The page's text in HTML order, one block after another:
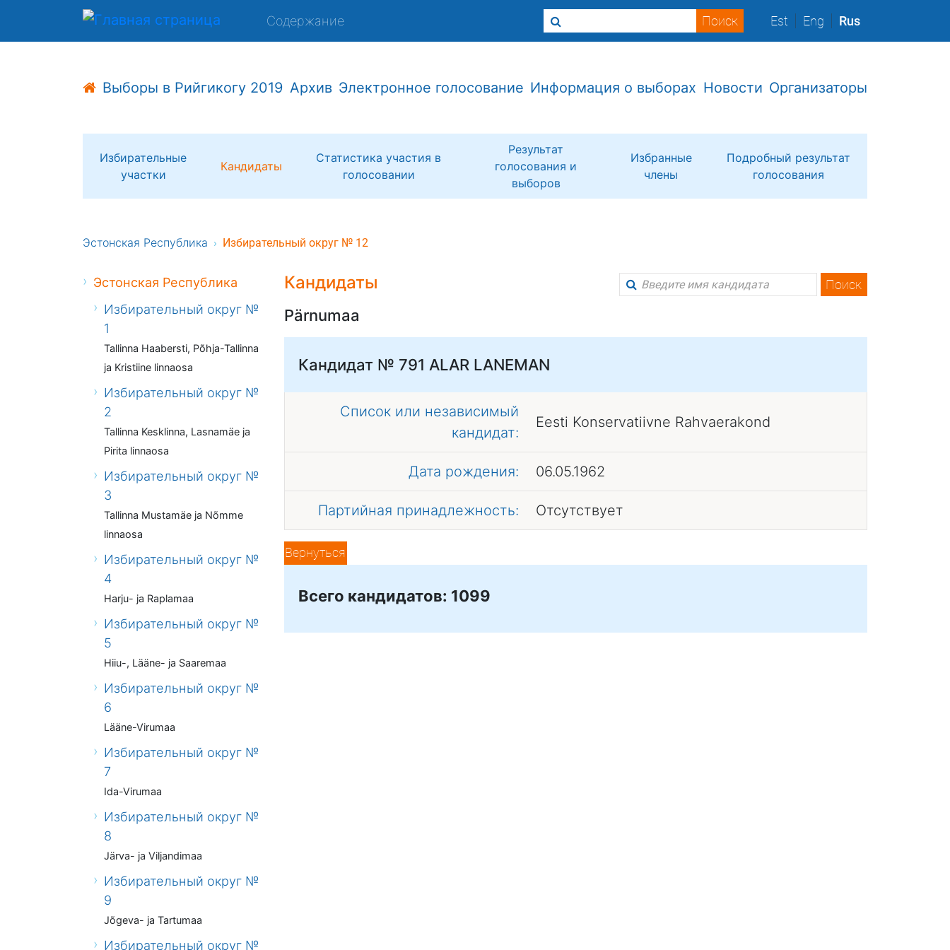
Содержание Est Eng Rus
Выборы в Рийгикогу 2019 Архив Электронное голосование Информация о выборах Новости Организаторы
Избирательные
участки
Кандидаты
Статистика участия в
голосовании
Результат
голосования и
выборов
Избранные
члены
Подробный результат
голосования
Эстонская Республика Избирательный округ № 12
Эстонская Республика
Избирательный округ №
1
Tallinna Haabersti, Põhja-Tallinna
ja Kristiine linnaosa
Избирательный округ №
2
Tallinna Kesklinna, Lasnamäe ja
Pirita linnaosa
Избирательный округ №
3
Tallinna Mustamäe ja Nõmme
linnaosa
Избирательный округ №
4
Harju- ja Raplamaa
Избирательный округ №
5
Hiiu-, Lääne- ja Saaremaa
Избирательный округ №
6
Lääne-Virumaa
Избирательный округ №
7
Ida-Virumaa
Избирательный округ №
8
Järva- ja Viljandimaa
Избирательный округ №
9
Jõgeva- ja Tartumaa
Избирательный округ №
Кандидаты Поиск
Pärnumaa
Кандидат № 791 ALAR LANEMAN
Список или независимый
кандидат:
Eesti Konservatiivne Rahvaerakond
Дата рождения: 06.05.1962
Партийная принадлежность: Отсутствует
Вернуться
Всего кандидатов: 1099